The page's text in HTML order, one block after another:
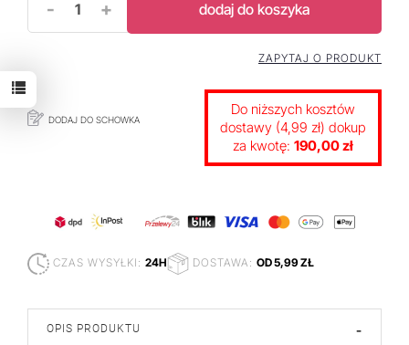
- + dodaj do koszyka
DODAJ DO SCHOWKA
ZAPYTAJ O PRODUKT
Do niższych kosztów
dostawy (4,99 zł) dokup
za kwotę: 190,00 zł
CZAS WYSYŁKI: 24H DOSTAWA: OD 5,99 ZŁ
OPIS PRODUKTU -